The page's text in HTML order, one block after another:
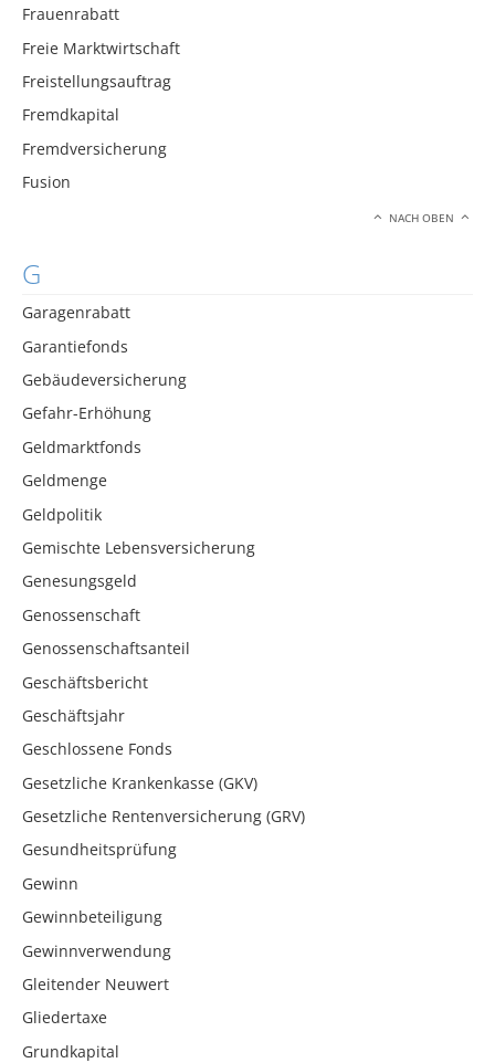
Frauenrabatt
Freie Marktwirtschaft
Freistellungsauftrag
Fremdkapital
Fremdversicherung
Fusion
NACH OBEN
G
Garagenrabatt
Garantiefonds
Gebäudeversicherung
Gefahr-Erhöhung
Geldmarktfonds
Geldmenge
Geldpolitik
Gemischte Lebensversicherung
Genesungsgeld
Genossenschaft
Genossenschaftsanteil
Geschäftsbericht
Geschäftsjahr
Geschlossene Fonds
Gesetzliche Krankenkasse (GKV)
Gesetzliche Rentenversicherung (GRV)
Gesundheitsprüfung
Gewinn
Gewinnbeteiligung
Gewinnverwendung
Gleitender Neuwert
Gliedertaxe
Grundkapital